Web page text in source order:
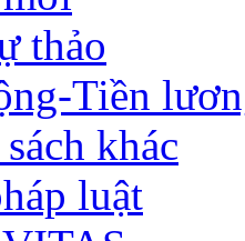
thảo
Tiền
khác
luật